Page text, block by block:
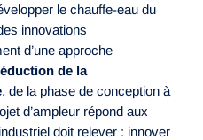
le chauffe-eau du
innovations
d’une approche
de la
, de la phase de conception à
d’ampleur répond aux
doit relever : innover